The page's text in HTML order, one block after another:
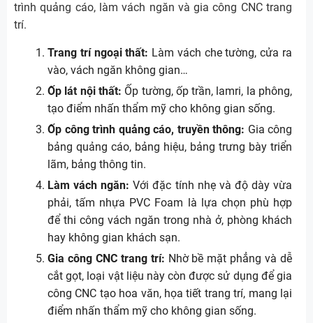
trình quảng cáo, làm vách ngăn và gia công CNC trang
trí.
Trang trí ngoại thất: Làm vách che tường, cửa ra
vào, vách ngăn không gian…
Ốp lát nội thất: Ốp tường, ốp trần, lamri, la phông,
tạo điểm nhấn thẩm mỹ cho không gian sống.
Ốp công trình quảng cáo, truyền thông: Gia công
bảng quảng cáo, bảng hiệu, bảng trưng bày triển
lãm, bảng thông tin.
Làm vách ngăn: Với đặc tính nhẹ và độ dày vừa
phải, tấm nhựa PVC Foam là lựa chọn phù hợp
để thi công vách ngăn trong nhà ở, phòng khách
hay không gian khách sạn.
Gia công CNC trang trí: Nhờ bề mặt phẳng và dễ
cắt gọt, loại vật liệu này còn được sử dụng để gia
công CNC tạo hoa văn, họa tiết trang trí, mang lại
điểm nhấn thẩm mỹ cho không gian sống.